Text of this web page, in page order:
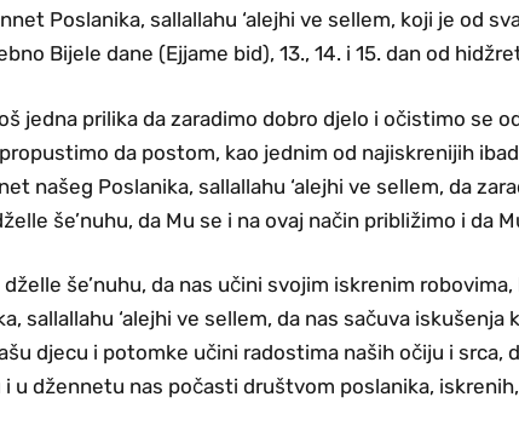
Poslanika, sallallahu ‘alejhi ve sellem, koji je od
Bijele dane (Ejjame bid), 13., 14. i 15. dan od
jedna prilika da zaradimo dobro djelo i očistimo se
da postom, kao jednim od najiskrenijih
našeg Poslanika, sallallahu ‘alejhi ve sellem, da
še’nuhu, da Mu se i na ovaj način približimo i da
dželle še’nuhu, da nas učini svojim iskrenim
sallallahu ‘alejhi ve sellem, da nas sačuva iskušenja
djecu i potomke učini radostima naših očiju i srca,
i u džennetu nas počasti društvom poslanika,